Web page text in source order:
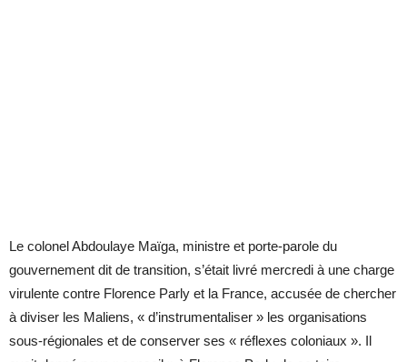
Le colonel Abdoulaye Maïga, ministre et porte-parole du
gouvernement dit de transition, s’était livré mercredi à une charge
virulente contre Florence Parly et la France, accusée de chercher
à diviser les Maliens, « d’instrumentaliser » les organisations
sous-régionales et de conserver ses « réflexes coloniaux ». Il